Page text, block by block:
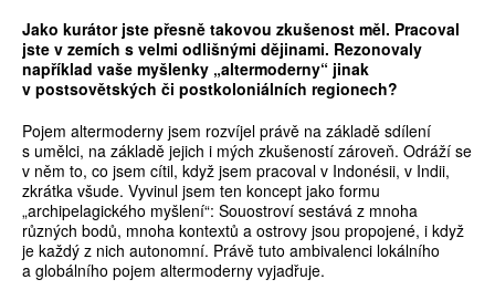
Jako kurátor jste přesně takovou zkušenost měl. Pracoval
jste v zemích s velmi odlišnými dějinami. Rezonovaly
například vaše myšlenky „altermoderny“ jinak
v postsovětských či postkoloniálních regionech?
Pojem altermoderny jsem rozvíjel právě na základě sdílení
s umělci, na základě jejich i mých zkušeností zároveň. Odráží se
v něm to, co jsem cítil, když jsem pracoval v Indonésii, v Indii,
zkrátka všude. Vyvinul jsem ten koncept jako formu
„archipelagického myšlení“: Sou­ostroví sestává z mnoha
různých bodů, mnoha kontextů a ostrovy jsou propojené, i když
je každý z nich autonomní. Právě tuto ambivalenci lokálního
a globálního pojem altermoderny vyjadřuje.